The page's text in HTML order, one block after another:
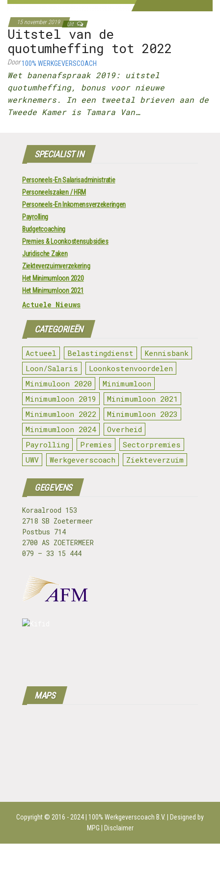
15 november 2019 Uit
Uitstel van de
quotumheffing tot 2022
Door100% WERKGEVERSCOACH
Wet banenafspraak 2019: uitstel
quotumheffing, bonus voor nieuwe
werknemers. In een tweetal brieven aan de
Tweede Kamer is Tamara Van…
SPECIALIST IN
Personeels-En Salarisadministratie
Personeelszaken / HRM
Personeels-En Inkomensverzekeringen
Payrolling
Budgetcoaching
Premies & Loonkostensubsidies
Juridische Zaken
Ziekteverzuimverzekering
Het Minimumloon 2020
Het Minimumloon 2021
Actuele Nieuws
CATEGORIEËN
Actueel Belastingdienst
Kennisbank
Loon/Salaris
Loonkostenvoordelen
Minimuloon 2020
Minimumloon
Minimumloon 2019
Minimumloon 2021
Minimumloon 2022
Minimumloon 2023
Minimumloon 2024
Overheid
Payrolling
Premies
Sectorpremies
UWV
Werkgeverscoach Ziekteverzuim
GEGEVENS
Koraalrood 153
2718 SB Zoetermeer
Postbus 714
2700 AS ZOETERMEER
079 – 33 15 444
MAPS
Copyright © 2016 - 2024 | 100% Werkgeverscoach B.V. | Designed by
MPG |
Disclaimer